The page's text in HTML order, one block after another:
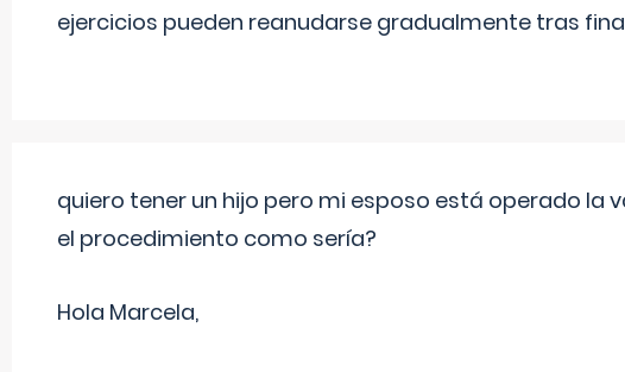
ejercicios pueden reanudarse gradualmente tras
quiero tener un hijo pero mi esposo está operado la
el procedimiento como sería?
Hola Marcela,